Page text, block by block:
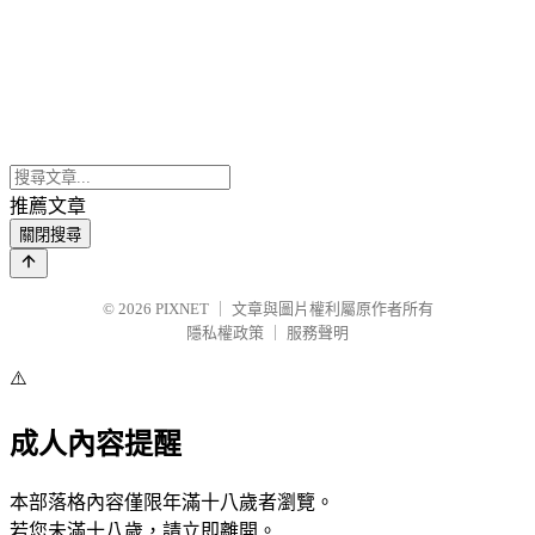
推薦文章
關閉搜尋
© 2026 PIXNET
文章與圖片權利屬原作者所有
隱私權政策
服務聲明
⚠️
成人內容提醒
本部落格內容僅限年滿十八歲者瀏覽。
若您未滿十八歲，請立即離開。